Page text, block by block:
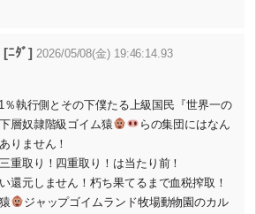
[ﾆﾀﾞ] 2026/05/08(金) 19:46:14.93
執行側とその下僕たる上級国民『世界一の
層奴隷階級ゴイム猿
らの集団にはなん
りません！
重取り！四重取り！は当たり前！
還元しません！朽ち果てるまで血税搾取！
ジャップゴイムランド牧場動物園のカル